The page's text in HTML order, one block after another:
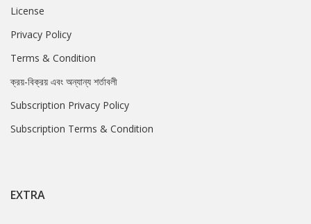
License
Privacy Policy
Terms & Condition
ক্রয়-বিক্রয় এবং অন্যান্য শর্তাবলী
Subscription Privacy Policy
Subscription Terms & Condition
EXTRA